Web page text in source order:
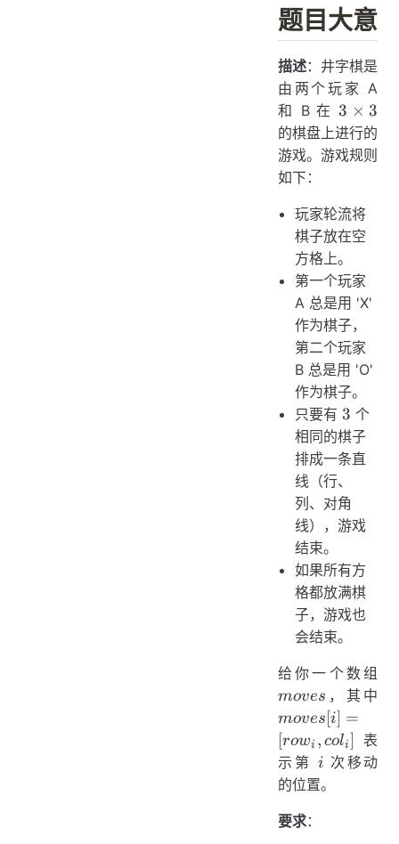
题目大意
描述：井字棋是
由两个玩家 A
和 B 在3
\times
3
3 × 3
的棋盘上进行的
游戏。游戏规则
如下：
玩家轮流将
棋子放在空
方格上。
第一个玩家
A 总是用 'X'
作为棋子，
第二个玩家
B 总是用 'O'
作为棋子。
只要有3
3 个
相同的棋子
排成一条直
线（行、
列、对角
线），游戏
结束。
如果所有方
格都放满棋
子，游戏也
会结束。
给你一个数组
moves ，其中
moves[i] =
[rowi , coli] 表
示第 i
i 次移动
的位置。
要求：